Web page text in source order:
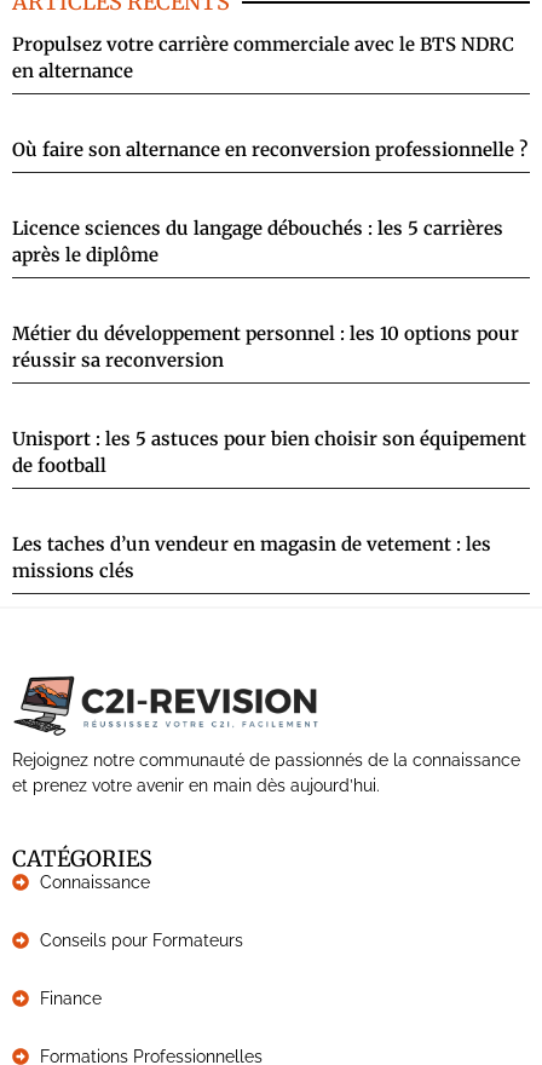
Propulsez votre carrière commerciale avec le BTS NDRC
en alternance
Où faire son alternance en reconversion professionnelle ?
Licence sciences du langage débouchés : les 5 carrières
après le diplôme
Métier du développement personnel : les 10 options pour
réussir sa reconversion
Unisport : les 5 astuces pour bien choisir son équipement
de football
Les taches d’un vendeur en magasin de vetement : les
missions clés
Rejoignez notre communauté de passionnés de la connaissance
et prenez votre avenir en main dès aujourd’hui.
CATÉGORIES
Connaissance
Conseils pour Formateurs
Finance
Formations Professionnelles